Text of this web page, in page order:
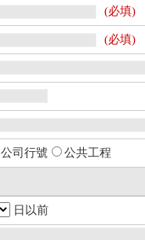
(必填)
(必填)
公司行號 公共工程
日以前